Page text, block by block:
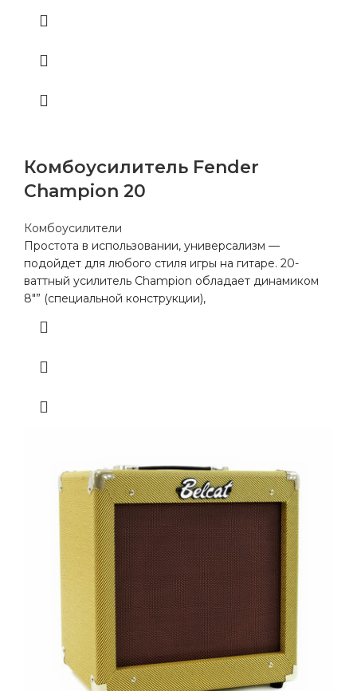
Комбоусилитель Fender
Champion 20
Комбоусилители
Простота в использовании, универсализм —
подойдет для любого стиля игры на гитаре. 20-
ваттный усилитель Champion обладает динамиком
8″” (специальной конструкции),